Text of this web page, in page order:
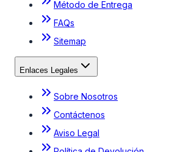
Método de Entrega
FAQs
Sitemap
Enlaces Legales
Sobre Nosotros
Contáctenos
Aviso Legal